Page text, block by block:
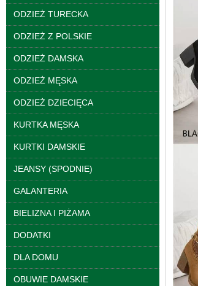
ODZIEŻ TURECKA
ODZIEŻ Z POLSKIE
ODZIEŻ DAMSKA
ODZIEŻ MĘSKA
ODZIEŻ DZIECIĘCA
KURTKA MĘSKA
KURTKI DAMSKIE
JEANSY (SPODNIE)
GALANTERIA
BIELIZNA I PIŻAMA
DODATKI
DLA DOMU
OBUWIE DAMSKIE
Spodnie damskie
Kolor Paczka 10 szt
61.00 zł